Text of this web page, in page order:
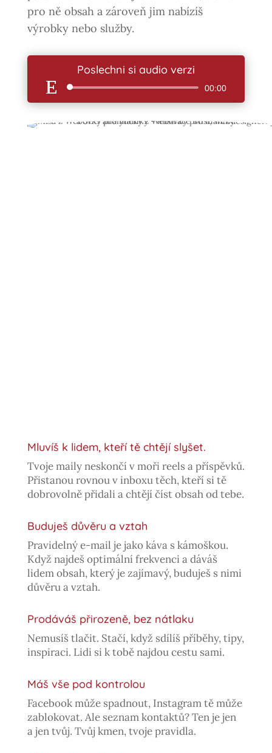
pro ně obsah a zároveň jim nabízíš
výrobky nebo služby.
Poslechni si audio verzi
Audio
přehrávač
00:00
Mluvíš k lidem, kteří tě chtějí slyšet.
Tvoje maily neskončí v moři reels a příspěvků.
Přistanou rovnou v inboxu těch, kteří si tě
dobrovolně přidali a chtějí číst obsah od tebe.
Buduješ důvěru a vztah
Pravidelný e-mail je jako káva s kámoškou.
Když najdeš optimální frekvenci a dáváš
lidem obsah, který je zajímavý, buduješ s nimi
důvěru a vztah.
Prodáváš přirozeně, bez nátlaku
Nemusíš tlačit. Stačí, když sdílíš příběhy, tipy,
inspiraci. Lidi si k tobě najdou cestu sami.
Máš vše pod kontrolou
Facebook může spadnout, Instagram tě může
zablokovat. Ale seznam kontaktů? Ten je jen
a jen tvůj. Tvůj kmen, tvoje pravidla.